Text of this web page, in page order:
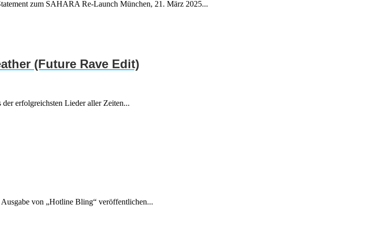
zum SAHARA Re-Launch München, 21. März 2025...
(Future Rave Edit)
erfolgreichsten Lieder aller Zeiten...
von „Hotline Bling“ veröffentlichen...